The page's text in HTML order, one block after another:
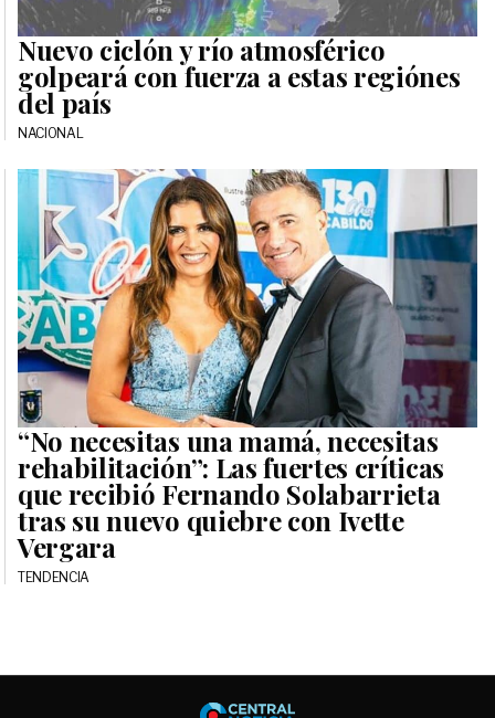
Nuevo ciclón y río atmosférico
golpeará con fuerza a estas regiónes
del país
NACIONAL
“No necesitas una mamá, necesitas
rehabilitación”: Las fuertes críticas
que recibió Fernando Solabarrieta
tras su nuevo quiebre con Ivette
Vergara
TENDENCIA